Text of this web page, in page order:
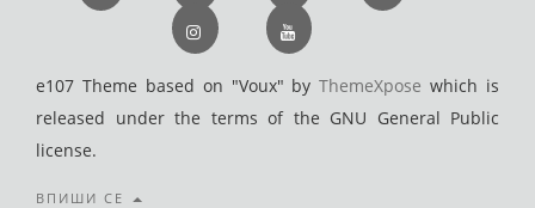
e107 Theme based on "Voux" byThemeXpose which is
released under the terms of the GNU General Public
license.
ВПИШИ СЕ